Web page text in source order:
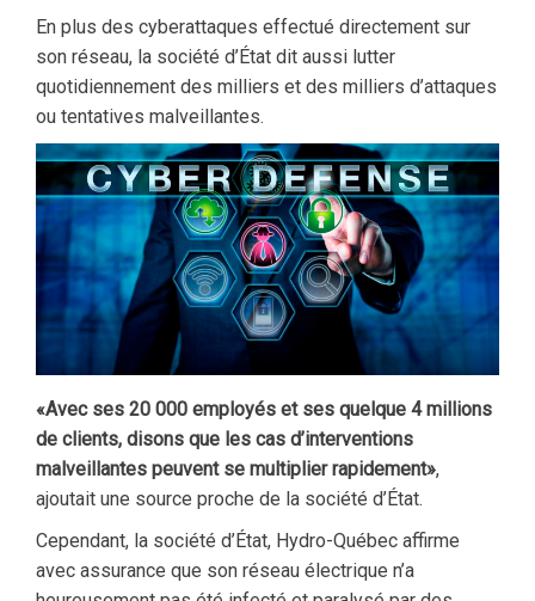
En plus des cyberattaques effectué directement sur
son réseau, la société d’État dit aussi lutter
quotidiennement des milliers et des milliers d’attaques
ou tentatives malveillantes.
«Avec ses 20 000 employés et ses quelque 4 millions
de clients, disons que les cas d’interventions
malveillantes peuvent se multiplier rapidement»,
ajoutait une source proche de la société d’État.
Cependant, la société d’État, Hydro-Québec affirme
avec assurance que son réseau électrique n’a